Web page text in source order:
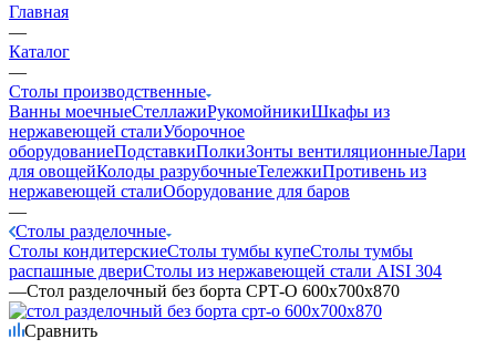
Главная
—
Каталог
—
Столы производственные
Ванны моечныеСтеллажиРукомойникиШкафы из
нержавеющей сталиУборочное
оборудованиеПодставкиПолкиЗонты вентиляционныеЛари
для овощейКолоды разрубочныеТележкиПротивень из
нержавеющей сталиОборудование для баров
—
Столы разделочные
Столы кондитерскиеСтолы тумбы купеСтолы тумбы
распашные двериСтолы из нержавеющей стали AISI 304
—Стол разделочный без борта СРТ-О 600х700х870
Сравнить